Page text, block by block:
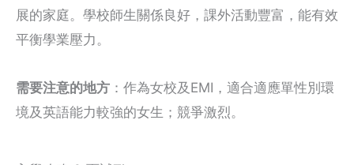
展的家庭。學校師生關係良好，課外活動豐富，能有效
平衡學業壓力。
需要注意的地方 ：作為女校及EMI，適合適應單性別環
境及英語能力較強的女生；競爭激烈。